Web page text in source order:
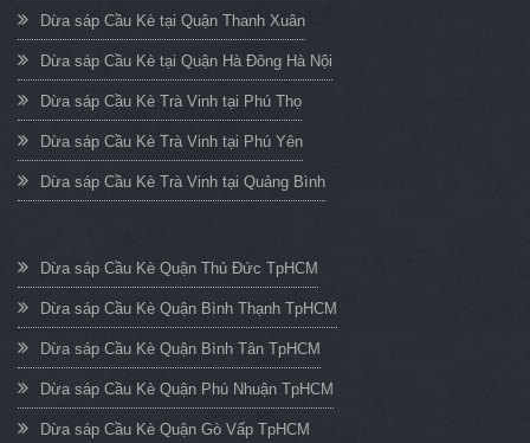
Dừa sáp Cầu Kè tại Quận Thanh Xuân
Dừa sáp Cầu Kè tại Quận Hà Đông Hà Nội
Dừa sáp Cầu Kè Trà Vinh tại Phú Thọ
Dừa sáp Cầu Kè Trà Vinh tại Phú Yên
Dừa sáp Cầu Kè Trà Vinh tại Quảng Bình
Dừa sáp Cầu Kè Quận Thủ Đức TpHCM
Dừa sáp Cầu Kè Quận Bình Thạnh TpHCM
Dừa sáp Cầu Kè Quận Bình Tân TpHCM
Dừa sáp Cầu Kè Quận Phú Nhuận TpHCM
Dừa sáp Cầu Kè Quận Gò Vấp TpHCM